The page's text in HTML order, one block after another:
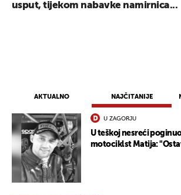
AKTUALNO NAJČITANIJE
U ZAGORJU
U teškoj nesreći
motociklst Matija:
usput, tijekom nabavke namirnica...